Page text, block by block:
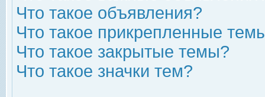
Что такое объявления?
Что такое прикрепленные
Что такое закрытые темы?
Что такое значки тем?